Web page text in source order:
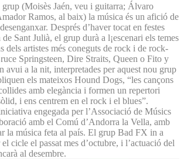
grup (Moisès Jaén, veu i guitarra; Álvaro
Ramos, al baix) la música és un afició de
Després d’haver tocat en festes
Sant Julià, el grup durà a l¡escenari els temes
dels artistes més coneguts de rock i de rock-
Springsteen, Dire Straits, Queen o Fito y
avui a la nit, interpretades per aquest nou grup
els mateixos Hound Dogs, “les cançons
amb elegància i formen un repertori
i ens centrem en el rock i el blues”.
engegada per l’Associació de Músics
amb el Comú d’Andorra la Vella, amb
la música feta al país. El grup Bad FX in a
cicle el passat mes d’octubre, i l’actuació del
al desembre.